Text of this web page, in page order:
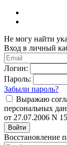
Не могу найти
Вход в личный
Логин:
Пароль:
Забыли пароль?
Выражаю
персональных
от 27.07.2006 N
Войти
Восстановление